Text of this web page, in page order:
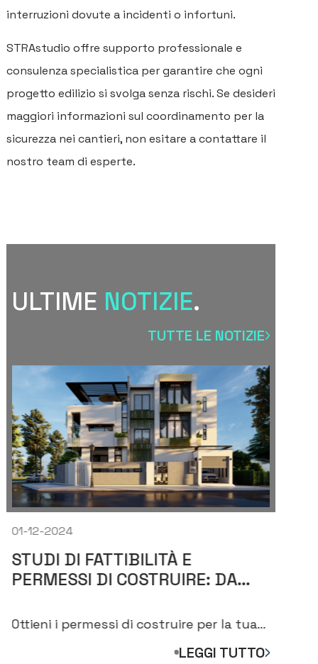
interruzioni dovute a incidenti o infortuni.
STRAstudio offre supporto professionale e
consulenza specialistica per garantire che ogni
progetto edilizio si svolga senza rischi. Se desideri
maggiori informazioni sul coordinamento per la
sicurezza nei cantieri, non esitare a contattare il
nostro team di esperte.
ULTIME NOTIZIE.
TUTTE LE NOTIZIE
01-12-2024
STUDI DI FATTIBILITÀ E
PERMESSI DI COSTRUIRE: DA
CASA
Ottieni i permessi di costruire per la tua
LEGGI TUTTO